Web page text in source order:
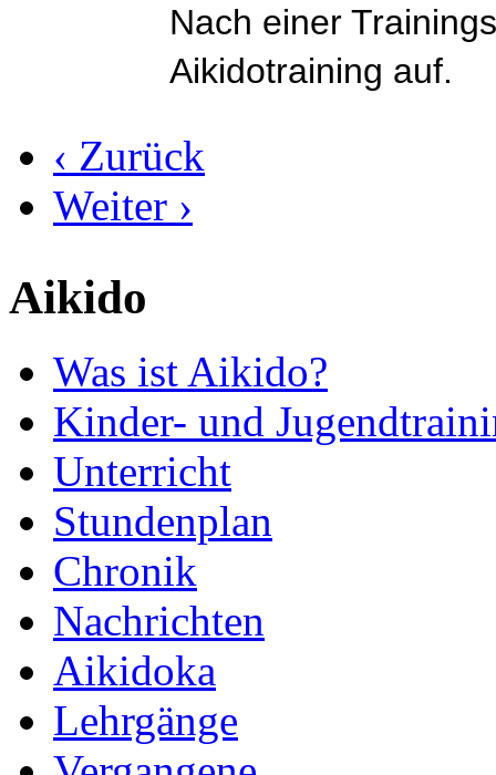
Nach einer
Aikidotraining auf.
‹ Zurück
Weiter ›
Aikido
Was ist Aikido?
Kinder- und
Unterricht
Stundenplan
Chronik
Nachrichten
Aikidoka
Lehrgänge